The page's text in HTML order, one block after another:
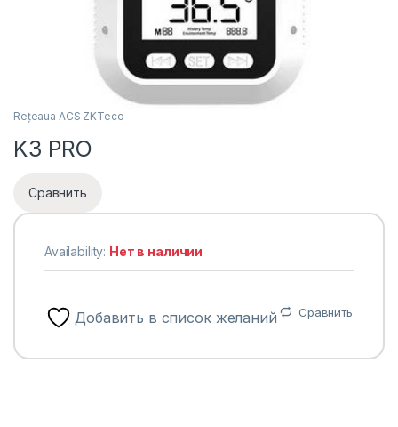
Rețeaua ACS ZKTeco
K3 PRO
Сравнить
Availability: Нет в наличии
Добавить в список желаний Сравнить